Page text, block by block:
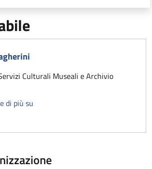
Culturali Museali e Archivio
di più su